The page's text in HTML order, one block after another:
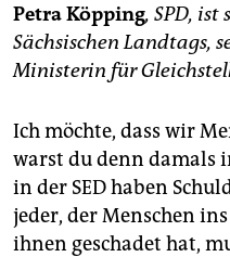
abo
genossenschaft
epaper login
Petra Köpping, SPD,
Sächsischen Landtags,
Ministerin für
Ich möchte, dass wir
warst du denn damals
in der SED haben
jeder, der Menschen
ihnen geschadet hat,